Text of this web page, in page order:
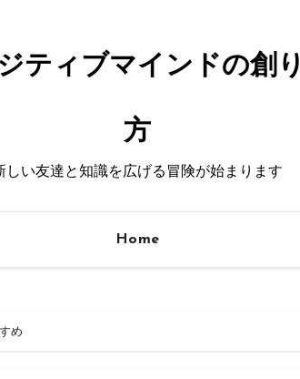
ティブマインドの創り
方
しい友達と知識を広げる冒険が始まります
Home
め